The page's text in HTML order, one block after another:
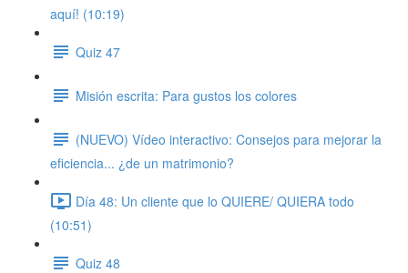
aquí! (10:19)
Quiz 47
Misión escrita: Para gustos los colores
(NUEVO) Vídeo interactivo: Consejos para mejorar la
eficiencia... ¿de un matrimonio?
Día 48: Un cliente que lo QUIERE/ QUIERA todo
(10:51)
Quiz 48